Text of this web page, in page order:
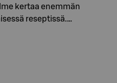
kertaa enemmän
reseptissä.…